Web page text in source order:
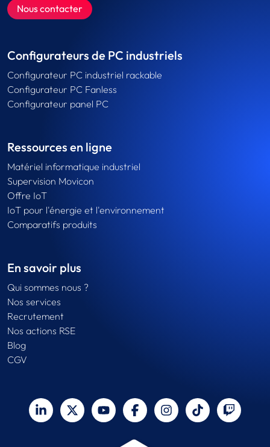
Nous contacter
Configurateurs de PC industriels
Configurateur PC industriel rackable
Configurateur PC Fanless
Configurateur panel PC
Ressources en ligne
Matériel informatique industriel
Supervision Movicon
Offre IoT
IoT pour l'énergie et l'environnement
Comparatifs produits
En savoir plus
Qui sommes nous ?
Nos services
Recrutement
Nos actions RSE
Blog
CGV